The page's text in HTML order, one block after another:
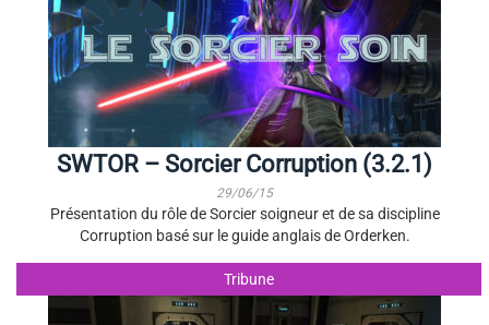
SWTOR – Sorcier Corruption (3.2.1)
29/06/15
Présentation du rôle de Sorcier soigneur et de sa discipline
Corruption basé sur le guide anglais de Orderken.
Tribune